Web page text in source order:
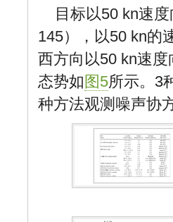
目标以50 kn速
145），以50 kn的
西方向以50 kn速
态势如 图5所示。3
种方法观测噪声协